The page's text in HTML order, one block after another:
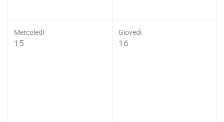
Mercoledì
15
Giovedì
16